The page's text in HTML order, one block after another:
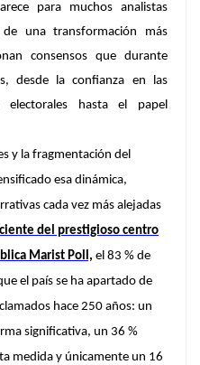
para muchos analistas
una transformación más
consensos que durante
desde la confianza en las
hasta el papel
y la fragmentación del
esa dinámica,
cada vez más alejadas
del prestigioso centro
Marist Poll, el 83 % de
el país se ha apartado de
hace 250 años: un
significativa, un 36 %
medida y únicamente un 16